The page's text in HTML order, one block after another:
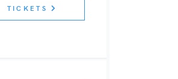
TICKETS